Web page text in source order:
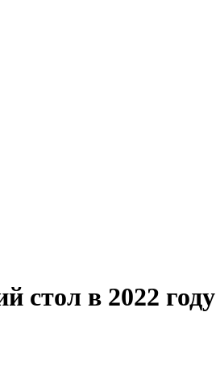
стол в 2022 году